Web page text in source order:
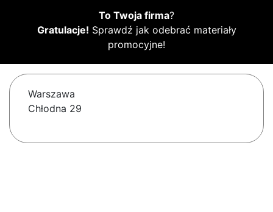
To Twoja firma?
Gratulacje! Sprawdź jak odebrać materiały
promocyjne!
Warszawa
Chłodna 29